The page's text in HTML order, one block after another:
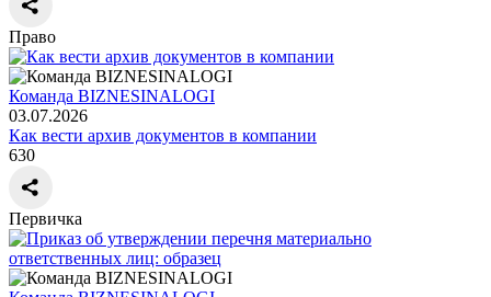
Право
Команда BIZNESINALOGI
03.07.2026
Как вести архив документов в компании
630
Первичка